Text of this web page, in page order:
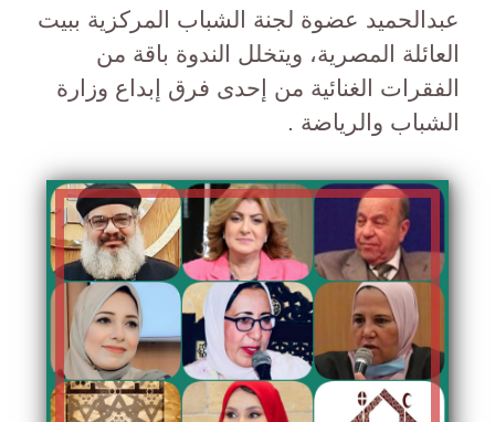
عبدالحميد عضوة لجنة الشباب المركزية ببيت
العائلة المصرية، ويتخلل الندوة باقة من
الفقرات الغنائية من إحدى فرق إبداع وزارة
الشباب والرياضة .